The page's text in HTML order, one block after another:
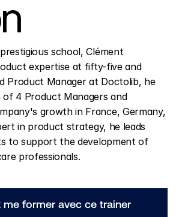
school, Clément
expertise at fifty-five and
Product Manager at Doctolib, he
of 4 Product Managers and
growth in France, Germany,
in product strategy, he leads
to support the development of
professionals.
me former avec ce trainer